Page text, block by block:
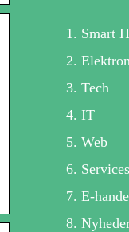
Smart
Tech
IT
Web
Services
E-